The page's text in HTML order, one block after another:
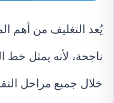
يُعد التغليف من أهم
ناجحة، لأنه يمثل خط
خلال جميع مراحل